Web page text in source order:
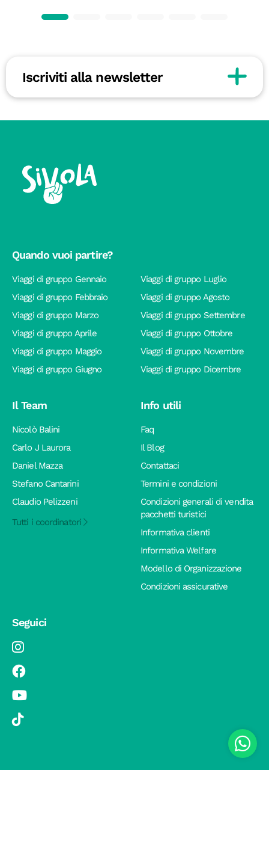
Iscriviti alla newsletter
Quando vuoi partire?
Viaggi di gruppo Gennaio
Viaggi di gruppo Febbraio
Viaggi di gruppo Marzo
Viaggi di gruppo Aprile
Viaggi di gruppo Maggio
Viaggi di gruppo Giugno
Viaggi di gruppo Luglio
Viaggi di gruppo Agosto
Viaggi di gruppo Settembre
Viaggi di gruppo Ottobre
Viaggi di gruppo Novembre
Viaggi di gruppo Dicembre
Il Team
Nicolò Balini
Carlo J Laurora
Daniel Mazza
Stefano Cantarini
Claudio Pelizzeni
Tutti i coordinatori
Info utili
Faq
Il Blog
Contattaci
Termini e condizioni
Condizioni generali di vendita
pacchetti turistici
Informativa clienti
Informativa Welfare
Modello di Organizzazione
Condizioni assicurative
Seguici